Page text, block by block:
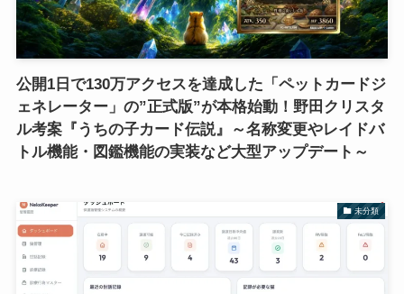
公開1日で130万アクセスを達成した「ペットカードジ
ェネレーター」の”正式版”が本格始動！野田クリスタ
ル考案『うちの子カード伝説』～名称変更やレイドバ
トル機能・図鑑機能の実装など大型アップデート～
未分類